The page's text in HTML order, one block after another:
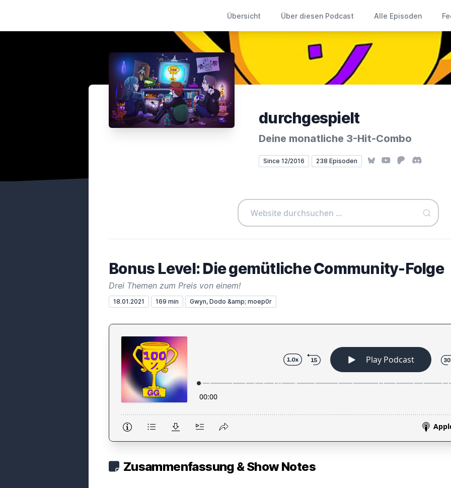
Übersicht Über diesen Podcast Alle Episoden
durchgespielt
Deine monatliche 3-Hit-Combo
Since 12/2016 238 Episoden BlueskyYouTube
PatreonDiscord
Bonus Level: Die gemütliche Community-Folge
Drei Themen zum Preis von einem!
18.01.2021 169 min Gwyn, Dodo &amp; moep0r
Zusammenfassung & Show Notes